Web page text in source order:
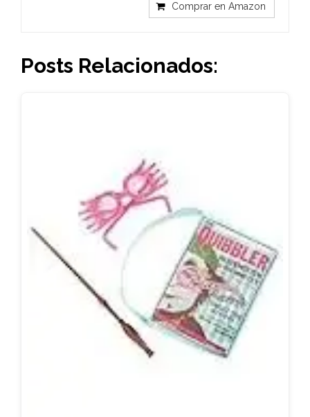
Comprar en Amazon
Posts Relacionados: